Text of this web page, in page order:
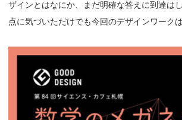
ザインとはなにか、まだ明確な答えに到達は
点に気づいただけでも今回のデザインワーク